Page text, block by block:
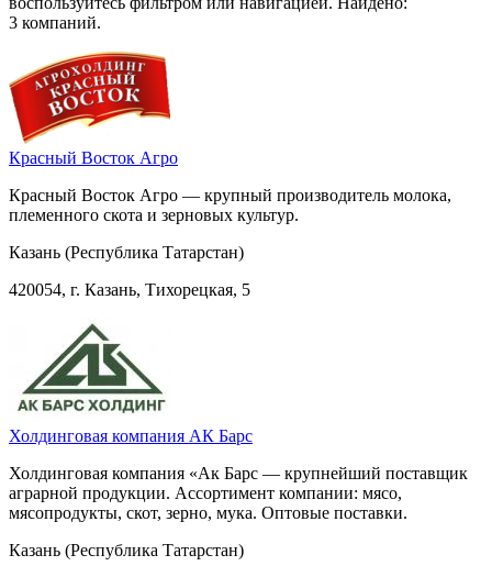
3 компаний.
Красный Восток Агро
Красный Восток Агро — крупный производитель молока,
племенного скота и зерновых культур.
Казань (Республика Татарстан)
420054, г. Казань, Тихорецкая, 5
Холдинговая компания АК Барс
Холдинговая компания «Ак Барс — крупнейший поставщик
аграрной продукции. Ассортимент компании: мясо,
мясопродукты, скот, зерно, мука. Оптовые поставки.
Казань (Республика Татарстан)